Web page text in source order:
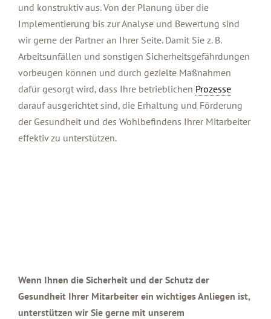
und konstruktiv aus. Von der Planung über die
Implementierung bis zur Analyse und Bewertung sind
wir gerne der Partner an Ihrer Seite. Damit Sie z. B.
Arbeitsunfällen und sonstigen Sicherheitsgefährdungen
vorbeugen können und durch gezielte Maßnahmen
dafür gesorgt wird, dass Ihre betrieblichen Prozesse
darauf ausgerichtet sind, die Erhaltung und Förderung
der Gesundheit und des Wohlbefindens Ihrer Mitarbeiter
effektiv zu unterstützen.
Wenn Ihnen die Sicherheit und der Schutz der
Gesundheit Ihrer Mitarbeiter ein wichtiges Anliegen ist,
unterstützen wir Sie gerne mit unserem